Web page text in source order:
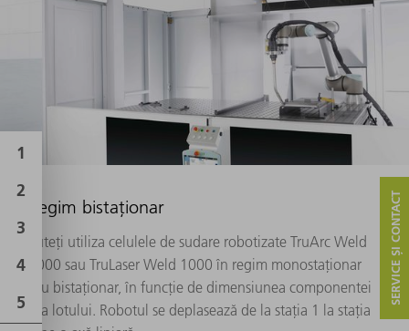
Regim bistaționar
Puteți utiliza celulele de sudare robotizate TruArc Weld
1000 sau TruLaser Weld 1000 în regim monostaționar
sau bistaționar, în funcție de dimensiunea componentei
și a lotului. Robotul se deplasează de la stația 1 la stația
SERVICE ȘI CONTACT